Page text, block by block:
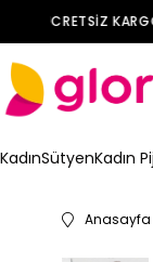
ÜCRETSİZ KARGO
KadınSütyenKadın
Anasayfa